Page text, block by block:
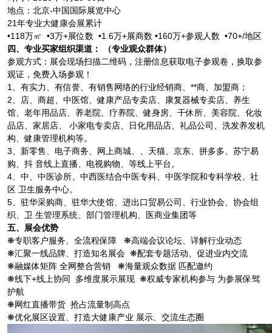
地点：北京-中国国际展览中心
21年专业大健康会展累计
•118万㎡ •3万+展位数 •1.6万+展商数 •160万+参观人数 •70+/地区
四、 专业买家组织渠道： （专业观众群体）
参观方式：展会现场扫描二维码，注册信息获取电子参观卷，换取参
观证，免费入场参观！
1、有实力、有信誉、有销售网络的行业经销商、**商、加盟商；
2、店、商超、中医馆、健康产品专卖店、康复器械专卖店、养生
馆、老年用品店、养老院、疗养院、健身房、干休所、美容院、化妆
品店、家居店、 小家电专卖店、日化用品店、礼品公司、洗发养发机
构、健康管理机构等。
3、新零售、电子商务、网上商城、、天猫、京东、拼多多、苏宁易
购、抖 音线上直播、电视购物、等线上平台。
4、中、中医诊所、中西医结合中医专科、中医学院和专科学校、社
区 卫生服务中心。
5、驻华采购商、驻华大使馆、进出口贸易公司、行业协会、协会组
织、卫 生管理系统、部门管理机构、医商业集团等
五、
展会优势
❋专职客户服务、全流程保障 ❋高端会议论坛、详解行业动态
❋汇聚一线品牌、打造知名展会 ❋配套专题活动、促进业内交流
❋融媒体矩阵 全网整合营销 ❋海量观众数据 匹配邀约
❋线下+线上协同 多维度展示展现 ❋权威专家机构参与 为参展保驾
护航
❋网红直播带货 抢占流量制高点
❋优化展区设置、打造大健康产业 展示、交流生态圈